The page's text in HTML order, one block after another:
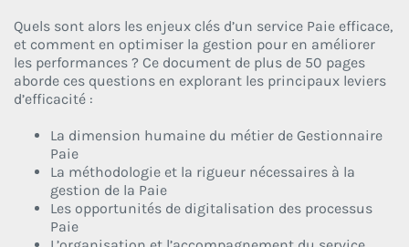
Quels sont alors les enjeux clés d’un service Paie efficace,
et comment en optimiser la gestion pour en améliorer
les performances ? Ce document de plus de 50 pages
aborde ces questions en explorant les principaux leviers
d’efficacité :
La dimension humaine du métier de Gestionnaire
Paie
La méthodologie et la rigueur nécessaires à la
gestion de la Paie
Les opportunités de digitalisation des processus
Paie